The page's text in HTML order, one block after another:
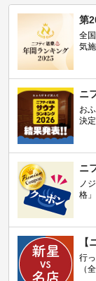
第
全
気
ニ
お
決定
ニ
ノ
格
【
行
（